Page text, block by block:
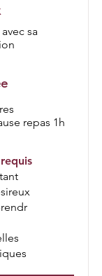
sa
repas 1h